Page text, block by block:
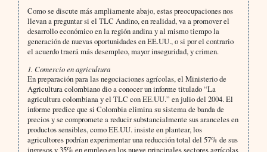
Como se discute más ampliamente abajo, estas preocupaciones nos
llevan a preguntar si el TLC Andino, en realidad, va a promover el
desarrollo económico en la región andina y al mismo tiempo la
generación de nuevas oportunidades en EE.UU., o si por el contrario
el acuerdo traerá más desempleo, mayor inseguridad, y crimen.
1. Comercio en agricultura
En preparación para las negociaciones agrícolas, el Ministerio de
Agricultura colombiano dio a conocer un informe titulado “La
agricultura colombiana y el TLC con EE.UU.” en julio del 2004. El
informe predice que si Colombia elimina su sistema de banda de
precios y se compromete a reducir substancialmente sus aranceles en
productos sensibles, como EE.UU. insiste en plantear, los
agricultores podrían experimentar una reducción total del 57% de sus
ingresos y 35% en empleo en los nueve principales sectores agrícolas